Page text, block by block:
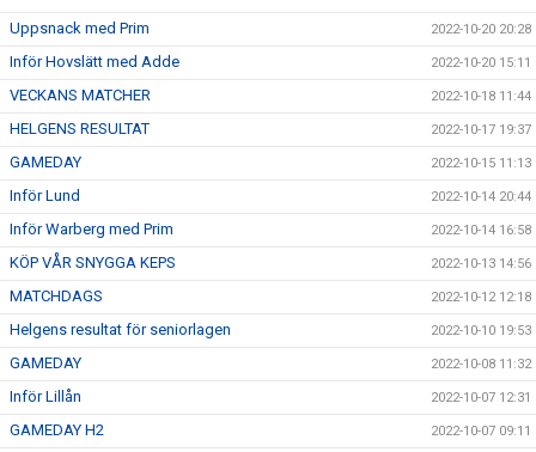
Uppsnack med Prim 2022-10-20 20:28
Inför Hovslätt med Adde 2022-10-20 15:11
VECKANS MATCHER 2022-10-18 11:44
HELGENS RESULTAT 2022-10-17 19:37
GAMEDAY 2022-10-15 11:13
Inför Lund 2022-10-14 20:44
Inför Warberg med Prim 2022-10-14 16:58
KÖP VÅR SNYGGA KEPS 2022-10-13 14:56
MATCHDAGS 2022-10-12 12:18
Helgens resultat för seniorlagen 2022-10-10 19:53
GAMEDAY 2022-10-08 11:32
Inför Lillån 2022-10-07 12:31
GAMEDAY H2 2022-10-07 09:11